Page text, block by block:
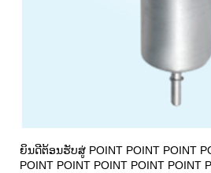
ຍິນດີຕ້ອນຮັບສູ່ POINT POINT POINT
POINT POINT POINT POINT POINT